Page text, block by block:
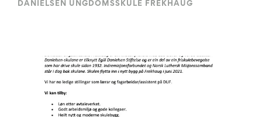
DANIELSEN UNGDOMSSKULE FREKHAUG